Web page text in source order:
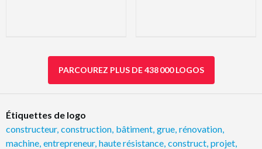
PARCOUREZ PLUS DE 438 000 LOGOS
Étiquettes de logo
constructeur, construction bâtiment grue rénovation
machine entrepreneur, haute résistance construct projet